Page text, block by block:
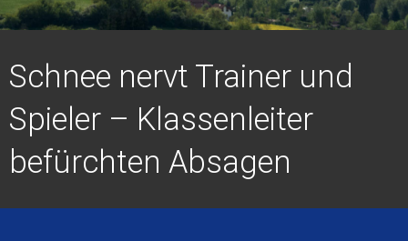
Schnee nervt Trainer und
Spieler – Klassenleiter
befürchten Absagen